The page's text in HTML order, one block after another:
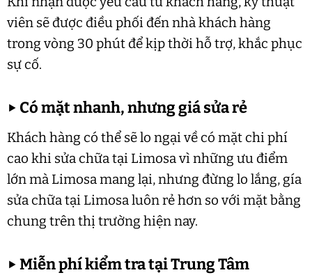
viên sẽ được điều phối đến nhà khách hàng
trong vòng 30 phút để kịp thời hỗ trợ, khắc phục
sự cố.
▶ Có mặt nhanh, nhưng giá sửa rẻ
Khách hàng có thể sẽ lo ngại về có mặt chi phí
cao khi sửa chữa tại Limosa vì những ưu điểm
lớn mà Limosa mang lại, nhưng đừng lo lắng, gía
sửa chữa tại Limosa luôn rẻ hơn so với mặt bằng
chung trên thị trường hiện nay.
▶Miễn phí kiểm tra tại Trung Tâm